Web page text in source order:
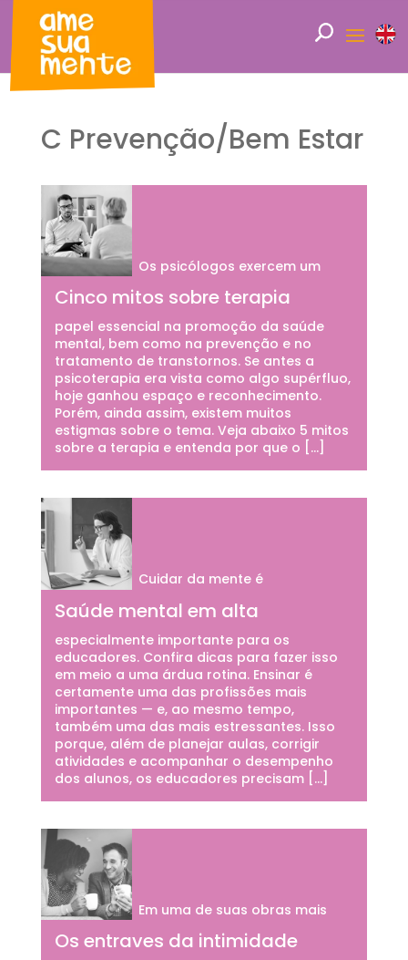
C Prevenção/Bem Estar
Cinco mitos sobre terapia
Os psicólogos exercem um
papel essencial na promoção da saúde
mental, bem como na prevenção e no
tratamento de transtornos. Se antes a
psicoterapia era vista como algo supérfluo,
hoje ganhou espaço e reconhecimento.
Porém, ainda assim, existem muitos
estigmas sobre o tema. Veja abaixo 5 mitos
sobre a terapia e entenda por que o […]
Saúde mental em alta
Cuidar da mente é
especialmente importante para os
educadores. Confira dicas para fazer isso
em meio a uma árdua rotina. Ensinar é
certamente uma das profissões mais
importantes — e, ao mesmo tempo,
também uma das mais estressantes. Isso
porque, além de planejar aulas, corrigir
atividades e acompanhar o desempenho
dos alunos, os educadores precisam […]
Os entraves da intimidade
Em uma de suas obras mais